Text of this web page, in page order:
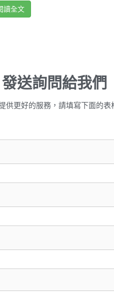
讀全文
發送詢問給我們
供更好的服務，請填寫下面的表